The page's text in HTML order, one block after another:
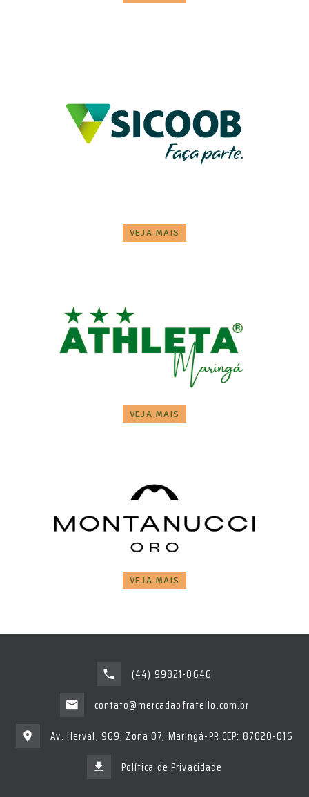
VEJA MAIS
VEJA MAIS
VEJA MAIS
(44) 99821-0646
contato@mercadaofratello.com.br
Av. Herval, 969, Zona 07, Maringá-PR CEP: 87020-016
Política de Privacidade